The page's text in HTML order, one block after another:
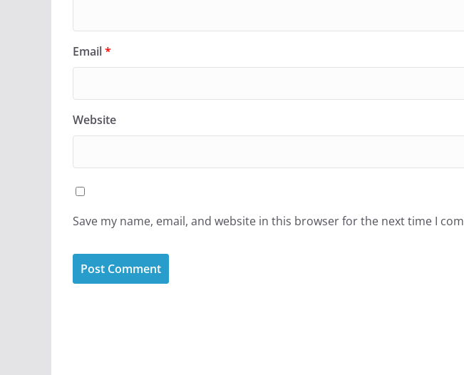
Email*
Website
Save my name, email, and website in this browser for the next time I